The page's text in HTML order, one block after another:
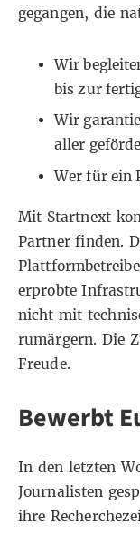
gegangen, die
Wir
bis zur
Wir
aller
Wer für ein
Mit Startnext
Partner finden.
erprobte
nicht mit
rumärgern. Die
Freude.
Bewerbt
In den letzten
Journalisten
ihre